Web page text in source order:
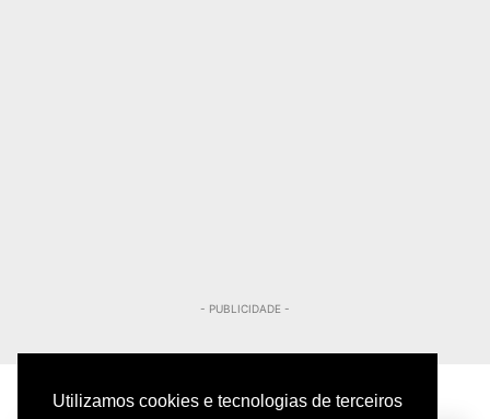
Utilizamos cookies e tecnologias de terceiros
- PUBLICIDADE -